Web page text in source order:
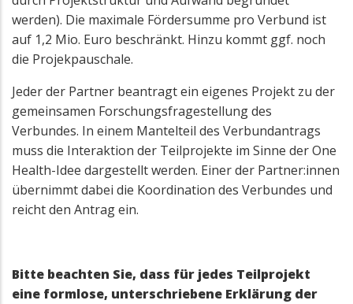
werden). Die maximale Fördersumme pro Verbund ist
auf 1,2 Mio. Euro beschränkt. Hinzu kommt ggf. noch
die Projekpauschale.
Jeder der Partner beantragt ein eigenes Projekt zu der
gemeinsamen Forschungsfragestellung des
Verbundes. In einem Mantelteil des Verbundantrags
muss die Interaktion der Teilprojekte im Sinne der One
Health-Idee dargestellt werden. Einer der Partner:innen
übernimmt dabei die Koordination des Verbundes und
reicht den Antrag ein.
Bitte beachten Sie, dass für jedes Teilprojekt
eine formlose, unterschriebene Erklärung der